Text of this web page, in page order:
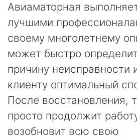
Авиаматорная
лучшими
своему многолетнему
может быстро
причину неисправности
клиенту оптимальный
После восстановления,
просто продолжит
возобновит всю свою